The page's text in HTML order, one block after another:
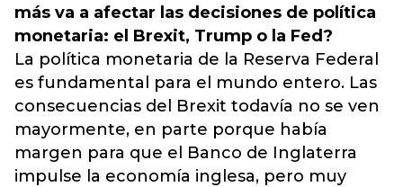
más va a afectar las decisiones de política
monetaria: el Brexit, Trump o la Fed?
La política monetaria de la Reserva Federal
es fundamental para el mundo entero. Las
consecuencias del Brexit todavía no se ven
mayormente, en parte porque había
margen para que el Banco de Inglaterra
impulse la economía inglesa, pero muy